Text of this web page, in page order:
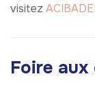
visitez
Foire